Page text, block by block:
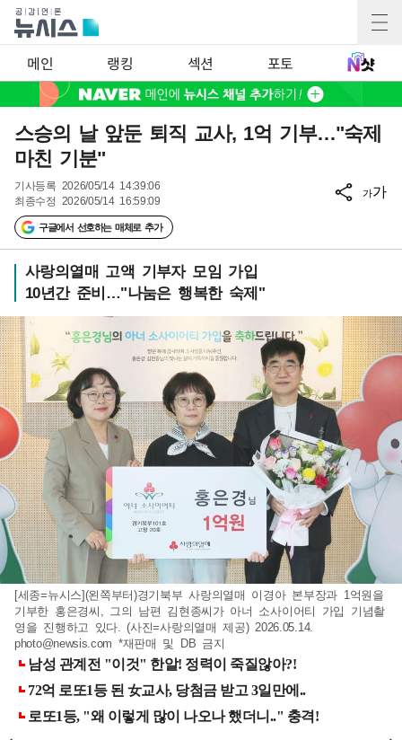
메인 랭킹 섹션 포토
스승의 날 앞둔 퇴직 교사, 1억 기부…"숙제
마친 기분"
기사등록 2026/05/14 14:39:06
최종수정 2026/05/14 16:59:09
구글에서 선호하는 매체로 추가
가가
사랑의열매 고액 기부자 모임 가입
10년간 준비…"나눔은 행복한 숙제"
[세종=뉴시스](왼쪽부터)경기북부 사랑의열매 이경아 본부장과 1억원을
기부한 홍은경씨, 그의 남편 김현종씨가 아너 소사이어티 가입 기념촬
영을 진행하고 있다. (사진=사랑의열매 제공) 2026.05.14.
photo@newsis.com *재판매 및 DB 금지